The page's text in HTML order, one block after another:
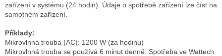
zařízení v systému (24 hodin).
Údaje o spotřebě zařízení lze číst na
samotném zařízení.
Příklady:
Mikrovlnná trouba (AC): 1200 W (za hodinu)
Mikrovlnná trouba se používá 6 minut denně.
Spotřeba ve Wattech